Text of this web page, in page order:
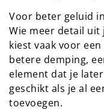
Voor beter geluid
Wie meer detail uit
kiest vaak voor
betere demping,
element dat je
geschikt als je al
toevoegen.